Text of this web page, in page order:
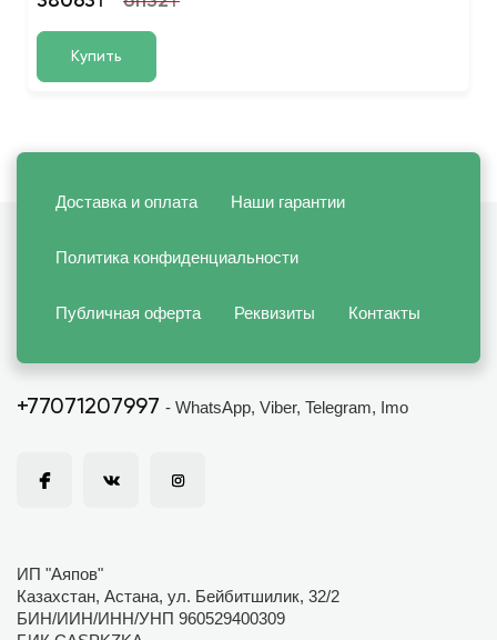
Купить
Доставка и оплата Наши гарантии
Политика конфиденциальности
Публичная оферта Реквизиты Контакты
+77071207997 - WhatsApp, Viber, Telegram, Imo
ИП "Аяпов"
Казахстан, Астана, ул. Бейбитшилик, 32/2
БИН/ИИН/ИНН/УНП 960529400309